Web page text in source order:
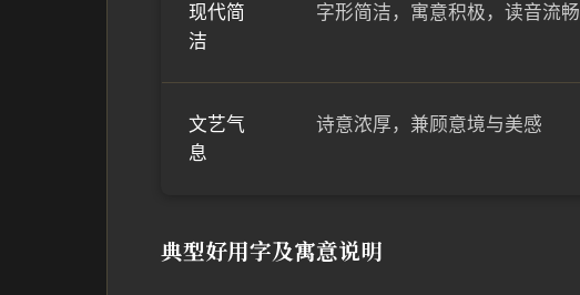
现代简
洁
字形简洁，寓意积极，读音流畅
文艺气
息
诗意浓厚，兼顾意境与美感
典型好用字及寓意说明